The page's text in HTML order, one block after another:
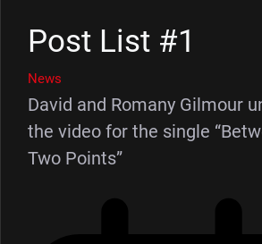
Post List #1
News
David and Romany Gilmour
the video for the single
Two Points”